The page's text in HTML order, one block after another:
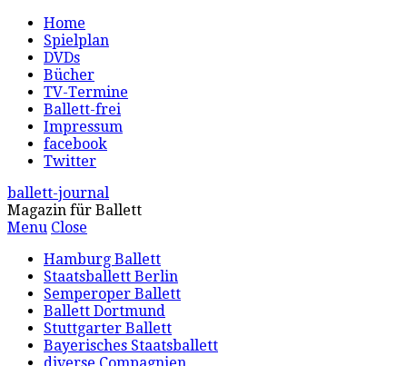
Home
Spielplan
DVDs
Bücher
TV-Termine
Ballett-frei
Impressum
facebook
Twitter
ballett-journal
Magazin für Ballett
Menu Close
Hamburg Ballett
Staatsballett Berlin
Semperoper Ballett
Ballett Dortmund
Stuttgarter Ballett
Bayerisches Staatsballett